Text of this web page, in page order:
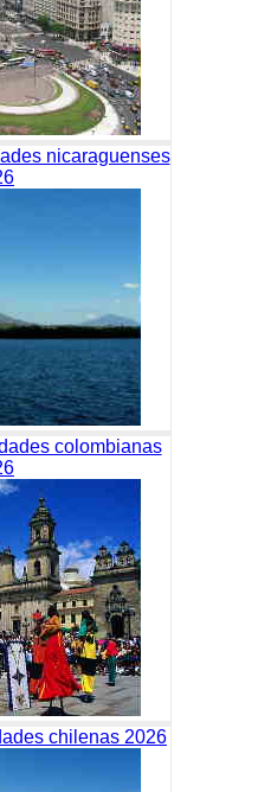
nicaraguenses
colombianas
chilenas 2026